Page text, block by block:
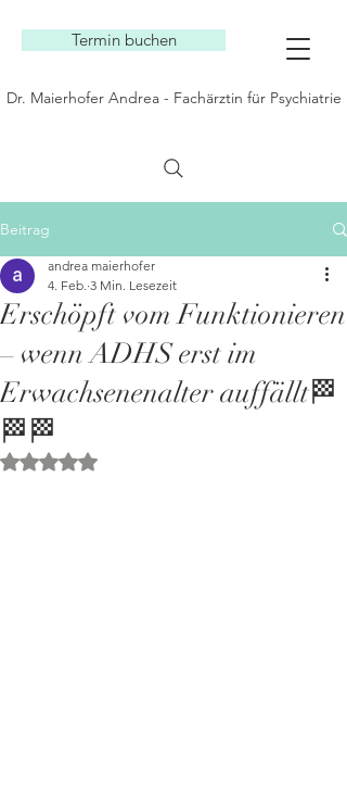
Dr. Maierhofer Andrea - Fachärztin für Psychiatrie
Termin buchen
Beitrag
Erschöpft vom Funktionieren
– wenn ADHS erst im
Erwachsenenalter auffällt🏁
🏁🏁
andrea maierhofer
4. Feb. 3 Min. Lesezeit
Mit NaN von 5 Sternen bewertet.